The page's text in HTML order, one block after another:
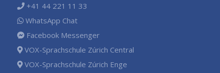
+41 44 221 11 33
WhatsApp Chat
Facebook Messenger
VOX-Sprachschule Zúrich Central
VOX-Sprachschule Zúrich Enge